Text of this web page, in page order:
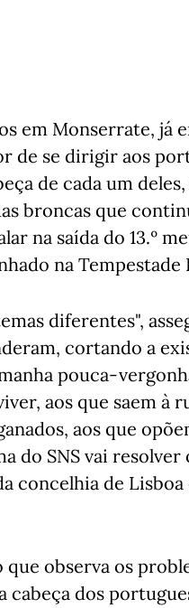
em Monserrate, já
de se dirigir aos
de cada um
broncas que
na saída do 13.º
na Tempestade
diferentes",
cortando a
pouca-
aos que saem à
aos que
do SNS vai resolver
concelhia de Lisboa
observa os
cabeça dos